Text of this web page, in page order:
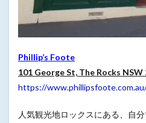
Phillip’s Foote
101 George St, The Rocks NSW
https://
人気観光地ロックスにある、自